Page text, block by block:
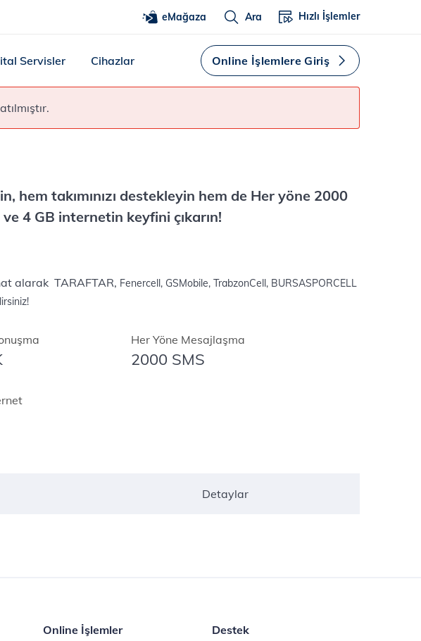
eMağaza Ara Hızlı İşlemler
Servisler Cihazlar Online İşlemlere Giriş
hem takımınızı destekleyin hem de Her yöne 2000
4 GB internetin keyfini çıkarın!
alarak TARAFTAR, Fenercell, GSMobile, TrabzonCell, BURSASPORCELL
Her Yöne Mesajlaşma
2000 SMS
Detaylar
Online İşlemler Destek